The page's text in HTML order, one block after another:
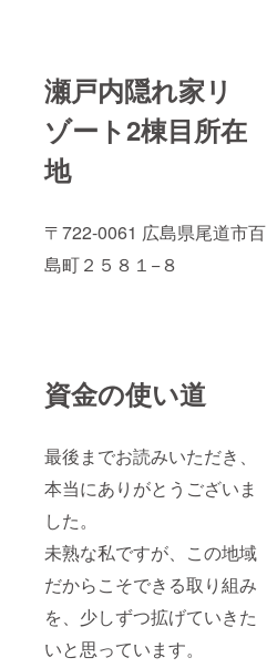
瀬戸内隠れ家リ
ゾート2棟目所在
地
〒722-0061 広島県尾道市百
島町２５８１−８
資金の使い道
最後までお読みいただき、
本当にありがとうございま
した。
未熟な私ですが、この地域
だからこそできる取り組み
を、少しずつ拡げていきた
いと思っています。